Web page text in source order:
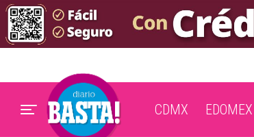
CDMX EDOMEX